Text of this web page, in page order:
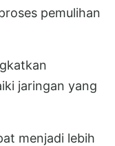
pemulihan
jaringan yang
menjadi lebih